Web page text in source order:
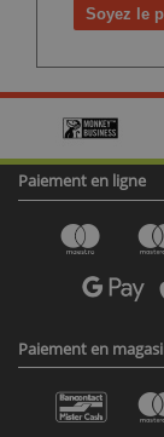
Soyez le
Paiement en ligne
Paiement en